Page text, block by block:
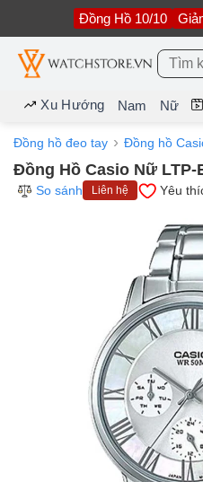
nội
dung
Đồng Hồ 10/10
Tìm
kiếm:
Xu Hướng Nam Nữ
Đồng hồ đeo tay Đồng hồ
Đồng Hồ Casio Nữ LTP-
So sánh
Liên hệ Yêu